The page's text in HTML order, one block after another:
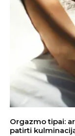
Orgazmo tipai:
patirti